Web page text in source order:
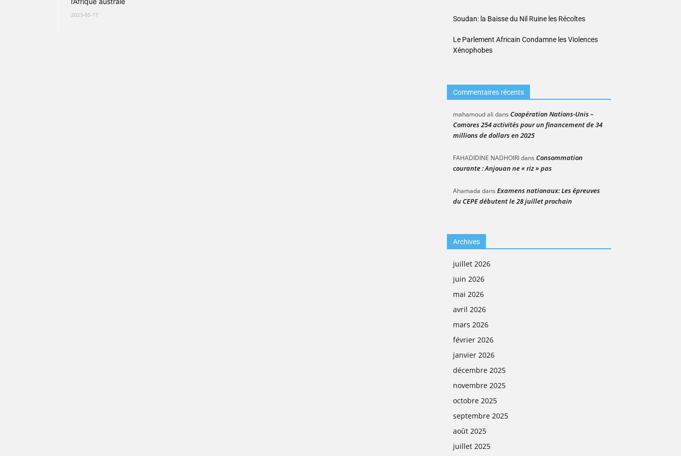
2023-05-17 Soudan: la Baisse du Nil Ruine les Récoltes
Le Parlement Africain Condamne les Violences
Xénophobes
Commentaires récents
mahamoud ali dans Coopération Nations-Unis –
Comores 254 activités pour un financement de 34
millions de dollars en 2025
FAHADIDINE NADHOIRIdans Consommation
courante : Anjouan ne « riz » pas
Ahamada dans Examens nationaux: Les épreuves
du CEPE débutent le 28 juillet prochain
Archives
juillet 2026
juin 2026
mai 2026
avril 2026
mars 2026
février 2026
janvier 2026
décembre 2025
novembre 2025
octobre 2025
septembre 2025
août 2025
juillet 2025